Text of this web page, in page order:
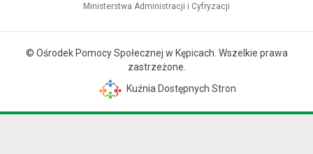
Ministerstwa Administracji i Cyfryzacji
© Ośrodek Pomocy Społecznej w Kępicach. Wszelkie prawa
zastrzeżone.
Kuźnia Dostępnych Stron